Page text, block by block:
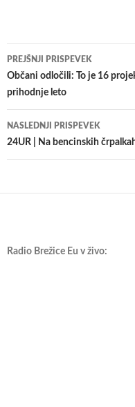
Krmarjenje
po
prispevkih
PREJŠNJI PRISPEVEK
Občani odločili: To je 16
prihodnje leto
NASLEDNJI PRISPEVEK
24UR | Na bencinskih
Radio Brežice Eu v živo: